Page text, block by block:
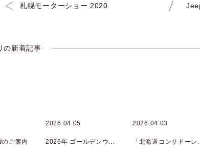
札幌モーターショー 2020
の新着記事
ご案内
2026.04.05 2026.04.03